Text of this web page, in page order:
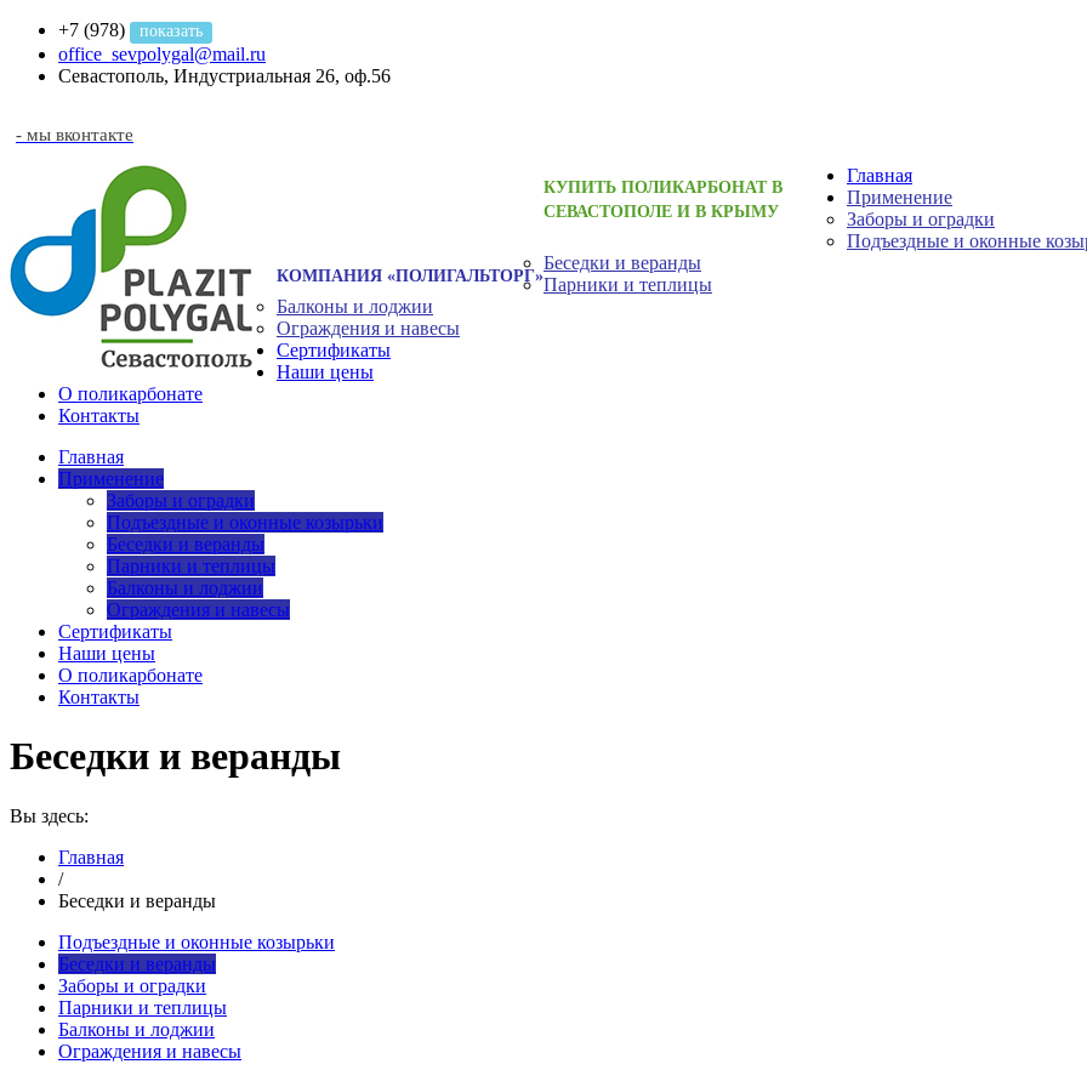
+7 (978) показать
office_sevpolygal@mail.ru
Севастополь, Индустриальная 26, оф.56
- мы вконтакте
КОМПАНИЯ «ПОЛИГАЛЬТОРГ»
КУПИТЬ ПОЛИКАРБОНАТ В
СЕВАСТОПОЛЕ И В КРЫМУ
Главная
Применение
Заборы и оградки
Подъездные и оконные
Беседки и веранды
Парники и теплицы
Балконы и лоджии
Ограждения и навесы
Сертификаты
Наши цены
О поликарбонате
Контакты
Главная
Применение
Заборы и оградки
Подъездные и оконные козырьки
Беседки и веранды
Парники и теплицы
Балконы и лоджии
Ограждения и навесы
Сертификаты
Наши цены
О поликарбонате
Контакты
Беседки и веранды
Вы здесь:
Главная
/
Беседки и веранды
Подъездные и оконные козырьки
Беседки и веранды
Заборы и оградки
Парники и теплицы
Балконы и лоджии
Ограждения и навесы